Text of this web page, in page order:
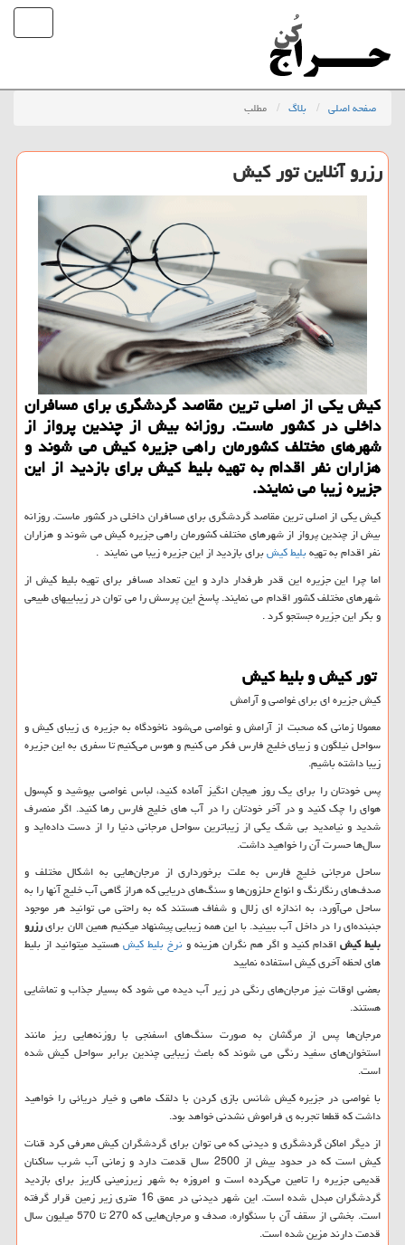
صفحه اصلی بلاگ مطلب
رزرو آنلاین تور كیش
كیش یكی از اصلی ترین مقاصد گردشگری برای مسافران
داخلی در كشور ماست. روزانه بیش از چندین پرواز از
شهرهای مختلف كشورمان راهی جزیره كیش می شوند و
هزاران نفر اقدام به تهیه بلیط كیش برای بازدید از این
جزیره زیبا می نمایند.
کیش یکی از اصلی ترین مقاصد گردشگری برای مسافران داخلی در کشور ماست. روزانه
بیش از چندین پرواز از شهرهای مختلف کشورمان راهی جزیره کیش می شوند و هزاران
نفر اقدام به تهیهبلیط کیشبرای بازدید از این جزیره زیبا می نمایند .
اما چرا این جزیره این قدر طرفدار دارد و این تعداد مسافر برای تهیه بلیط کیش از
شهرهای مختلف کشور اقدام می نمایند. پاسخ این پرسش را می توان در زیباییهای طبیعی
و بکر این جزیره جستجو کرد .
تور کیش و بلیط کیش
کیش جزیره ای برای غواصی و آرامش
معمولا زمانی که صحبت از آرامش و غواصی می‌شود ناخودگاه به جزیره ی زیبای کیش و
سواحل نیلگون و زبیای خلیج فارس فکر می کنیم و هوس می‌کنیم تا سفری به این جزیره
زیبا داشته باشیم.
پس خودتان را برای یک روز هیجان انگیز آماده کنید، لباس غواصی بپوشید و کپسول
هوای را چک کنید و در آخر خودتان را در آب های خلیج فارس رها کنید. اگر منصرف
شدید و نیامدید بی شک یکی از زیباترین سواحل مرجانی دنیا را از دست داده‌اید و
سال‌ها حسرت آن را خواهید داشت.
ساحل مرجانی خلیج فارس به علت برخورداری از مرجان‌هایی به اشکال مختلف و
صدف‌های رنگارنگ و انواع حلزون‌ها و سنگ‌های دریایی که هراز گاهی آب خلیج آنها را به
ساحل می‌آورد، به اندازه ای زلال و شفاف هستند که به راحتی می توانید هر موجود
جنبنده‌ای را در داخل آب ببینید. با این همه زیبایی پیشنهاد میکنیم همین الان برایرزرو
بلیط کیشاقدام کنید و اگر هم نگران هزینه ونرخ بلیط کیشهستید میتوانید از بلیط
های لحظه آخری کیش استفاده نمایید
بعضی اوقات نیز مرجان‌های رنگی در زیر آب دیده می شود که بسیار جذاب و تماشایی
هستند.
مرجان‌ها پس از مرگشان به صورت سنگ‌های اسفنجی با روزنه‌هایی ریز مانند
استخوان‌های سفید رنگی می شوند که باعث زیبایی چندین برابر سواحل کیش شده
است.
با غواصی در جزیره کیش شانس بازی کردن با دلقک ماهی و خیار دریائی را خواهید
داشت که قطعا تجربه ی فراموش نشدنی خواهد بود.
از دیگر اماکن گردشگری و دیدنی که می توان برای گردشگران کیش معرفی کرد قنات
کیش است که در حدود بیش از 2500 سال قدمت دارد و زمانی آب شرب ساکنان
قدیمی جزیره را تامین می‌کرده است و امروزه به شهر زیرزمینی کاریز برای بازدید
گردشگران مبدل شده است. این شهر دیدنی در عمق 16 متری زیر زمین قرار گرفته
است. بخشی از سقف آن با سنگواره، صدف و مرجان‌هایی که 270 تا 570 میلیون سال
قدمت دارند مزین شده است.